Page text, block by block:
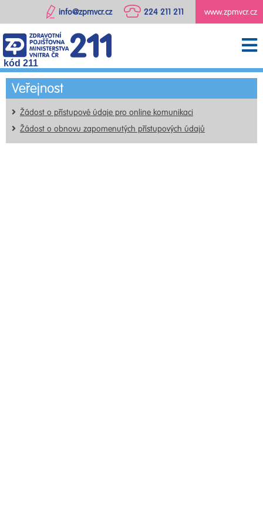
www.zpmvcr.cz
224 211 211
info@zpmvcr.cz
kód 211
Veřejnost
Žádost o přístupové údaje pro online komunikaci
Žádost o obnovu zapomenutých přístupových údajů